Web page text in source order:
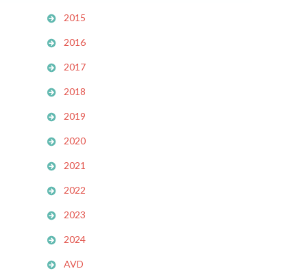
2015
2016
2017
2018
2019
2020
2021
2022
2023
2024
AVD